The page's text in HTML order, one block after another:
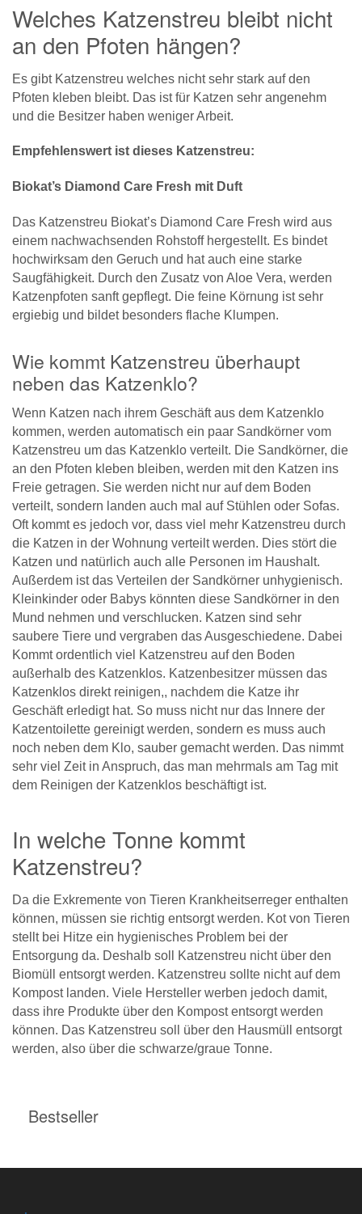
Welches Katzenstreu bleibt nicht
an den Pfoten hängen?
Es gibt Katzenstreu welches nicht sehr stark auf den
Pfoten kleben bleibt. Das ist für Katzen sehr angenehm
und die Besitzer haben weniger Arbeit.
Empfehlenswert ist dieses Katzenstreu:
Biokat’s Diamond Care Fresh mit Duft
Das Katzenstreu Biokat’s Diamond Care Fresh wird aus
einem nachwachsenden Rohstoff hergestellt. Es bindet
hochwirksam den Geruch und hat auch eine starke
Saugfähigkeit. Durch den Zusatz von Aloe Vera, werden
Katzenpfoten sanft gepflegt. Die feine Körnung ist sehr
ergiebig und bildet besonders flache Klumpen.
Wie kommt Katzenstreu überhaupt
neben das Katzenklo?
Wenn Katzen nach ihrem Geschäft aus dem Katzenklo
kommen, werden automatisch ein paar Sandkörner vom
Katzenstreu um das Katzenklo verteilt. Die Sandkörner, die
an den Pfoten kleben bleiben, werden mit den Katzen ins
Freie getragen. Sie werden nicht nur auf dem Boden
verteilt, sondern landen auch mal auf Stühlen oder Sofas.
Oft kommt es jedoch vor, dass viel mehr Katzenstreu durch
die Katzen in der Wohnung verteilt werden. Dies stört die
Katzen und natürlich auch alle Personen im Haushalt.
Außerdem ist das Verteilen der Sandkörner unhygienisch.
Kleinkinder oder Babys könnten diese Sandkörner in den
Mund nehmen und verschlucken. Katzen sind sehr
saubere Tiere und vergraben das Ausgeschiedene. Dabei
Kommt ordentlich viel Katzenstreu auf den Boden
außerhalb des Katzenklos. Katzenbesitzer müssen das
Katzenklos direkt reinigen,, nachdem die Katze ihr
Geschäft erledigt hat. So muss nicht nur das Innere der
Katzentoilette gereinigt werden, sondern es muss auch
noch neben dem Klo, sauber gemacht werden. Das nimmt
sehr viel Zeit in Anspruch, das man mehrmals am Tag mit
dem Reinigen der Katzenklos beschäftigt ist.
In welche Tonne kommt
Katzenstreu?
Da die Exkremente von Tieren Krankheitserreger enthalten
können, müssen sie richtig entsorgt werden. Kot von Tieren
stellt bei Hitze ein hygienisches Problem bei der
Entsorgung da. Deshalb soll Katzenstreu nicht über den
Biomüll entsorgt werden. Katzenstreu sollte nicht auf dem
Kompost landen. Viele Hersteller werben jedoch damit,
dass ihre Produkte über den Kompost entsorgt werden
können. Das Katzenstreu soll über den Hausmüll entsorgt
werden, also über die schwarze/graue Tonne.
Bestseller